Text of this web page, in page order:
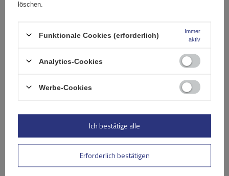
G3 Geländer 60.045 RR 145cm
Große Menge verfügbar Wir versenden schon am7. August
Warenkorb
löschen.
Funktionale Cookies (erforderlich)
Immer
aktiv
Analytics-Cookies
Werbe-Cookies
Erforderlich bestätigen
Ich bestätige alle